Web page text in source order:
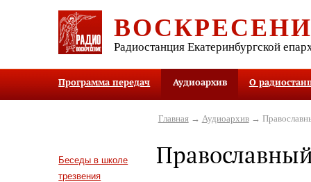
Радиостанция Екатеринбургской
Программа передач Аудиоархив О
Беседы в школе
трезвения
Главная→ Аудиоархив→